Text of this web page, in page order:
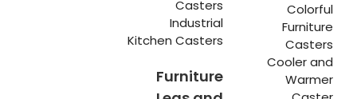
Colorful
Furniture
Casters
Cooler and
Warmer
Casters
Industrial
Kitchen Casters
Furniture